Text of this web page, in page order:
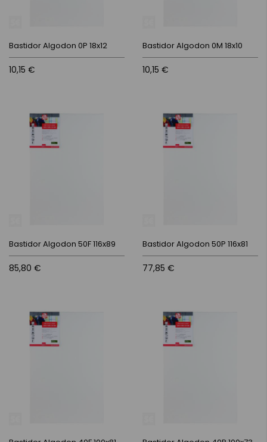
Bastidor Algodon 0P 18x12
10,15 €
Bastidor Algodon 0M 18x10
10,15 €
Bastidor Algodon 50F 116x89
85,80 €
Bastidor Algodon 50P 116x81
77,85 €